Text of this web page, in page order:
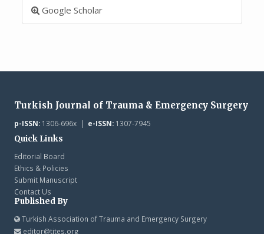
Google Scholar
Turkish Journal of Trauma & Emergency Surgery
p-ISSN:1306-696x | e-ISSN:1307-7945
Quick Links
Editorial Board
Ethics & Policies
Submit Manuscript
Contact Us
Published By
Turkish Association of Trauma and Emergency Surgery
editor@tjtes.org